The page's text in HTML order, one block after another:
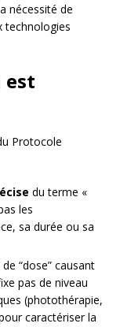
nécessité de
technologies
est
Protocole
du terme «
les
sa durée ou sa
de “dose” causant
pas de niveau
(photothérapie,
caractériser la